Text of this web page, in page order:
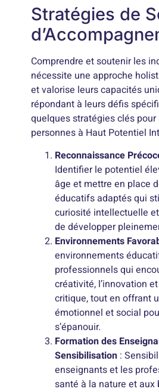
Stratégies de
Comprendre et soutenir les
nécessite une approche
et valorise leurs capacités
répondant à leurs défis
quelques stratégies clés
personnes à Haut Potentiel
Reconnaissance
Identifier le potentiel
âge et mettre en place
éducatifs adaptés qui
curiosité intellectuelle
de développer
Environnements
environnements
professionnels qui
créativité, l’innovation
critique, tout en offrant
émotionnel et social
s’épanouir.
Formation des
Sensibilisation :
enseignants et les
santé à la nature et aux